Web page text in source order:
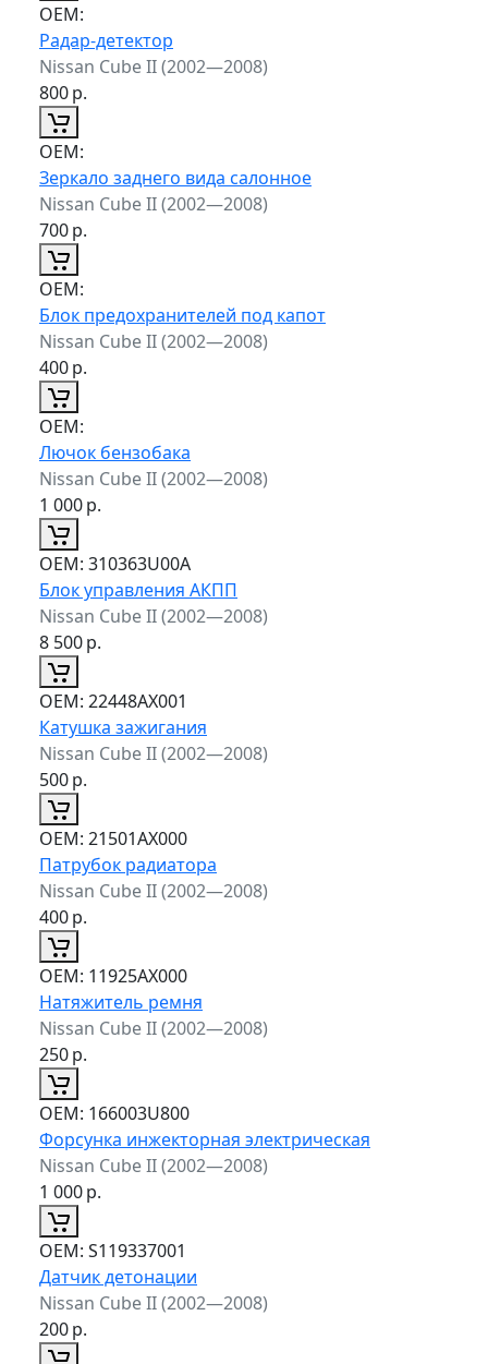
ОЕМ:
Радар-детектор
Nissan Cube II (2002—2008)
800р.
ОЕМ:
Зеркало заднего вида салонное
Nissan Cube II (2002—2008)
700р.
ОЕМ:
Блок предохранителей под капот
Nissan Cube II (2002—2008)
400р.
ОЕМ:
Лючок бензобака
Nissan Cube II (2002—2008)
1 000р.
ОЕМ: 310363U00A
Блок управления АКПП
Nissan Cube II (2002—2008)
8 500р.
ОЕМ: 22448AX001
Катушка зажигания
Nissan Cube II (2002—2008)
500р.
ОЕМ: 21501AX000
Патрубок радиатора
Nissan Cube II (2002—2008)
400р.
ОЕМ: 11925AX000
Натяжитель ремня
Nissan Cube II (2002—2008)
250р.
ОЕМ: 166003U800
Форсунка инжекторная электрическая
Nissan Cube II (2002—2008)
1 000р.
ОЕМ: S119337001
Датчик детонации
Nissan Cube II (2002—2008)
200р.